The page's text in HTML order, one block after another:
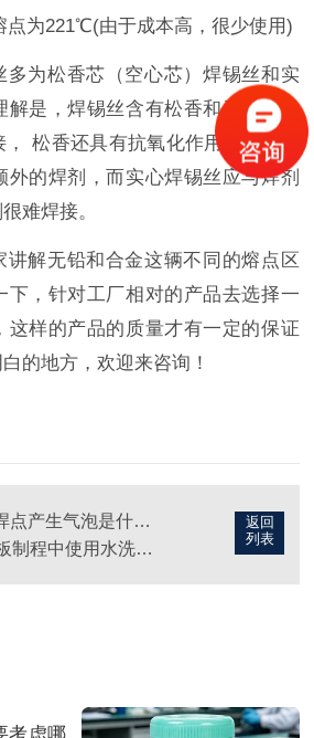
点为221℃(由于成本高，很少使用)
多为松香芯（空心芯）焊锡丝和实
解是，焊锡丝含有松香和无松香。
松香还具有抗氧化作用。在使用
外的焊剂，而实心焊锡丝应与焊剂
难焊接。
讲解无铅和合金这辆不同的熔点区
下，针对工厂相对的产品去选择一
这样的产品的质量才有一定的保证
的地方，欢迎来咨询！
返回
列表
无铅锡膏焊点产生气泡是什么原因引起的？
PCB线路板制程中使用水洗锡膏有哪些差异？
考虑哪